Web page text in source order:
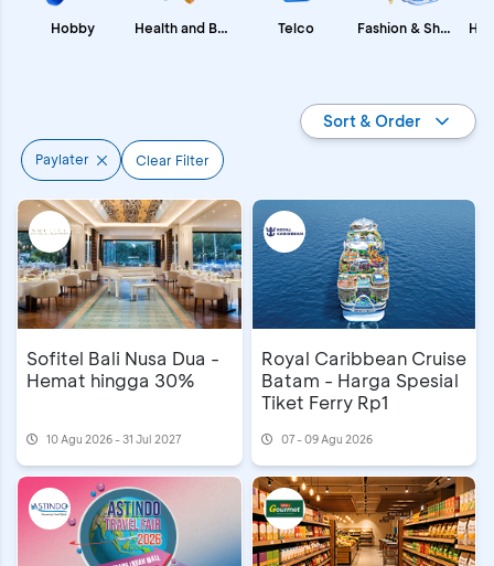
Hobby Health and Beauty Telco Fashion & Shopping
Sort & Order
Paylater Clear Filter
Sofitel Bali Nusa Dua -
Hemat hingga 30%
10 Agu 2026 - 31 Jul 2027
Royal Caribbean Cruise
Batam - Harga Spesial
Tiket Ferry Rp1
07 - 09 Agu 2026